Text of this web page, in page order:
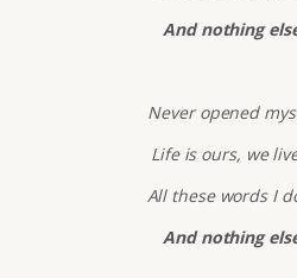
And nothing
Never opened
Life is ours, we
All these words I
And nothing